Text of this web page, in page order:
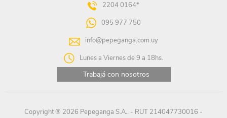
2204 0164*
095 977 750
info@pepeganga.com.uy
Lunes a Viernes de 9 a 18hs.
Trabajá con nosotros
Copyright ® 2026 Pepeganga S.A.. - RUT 214047730016 -